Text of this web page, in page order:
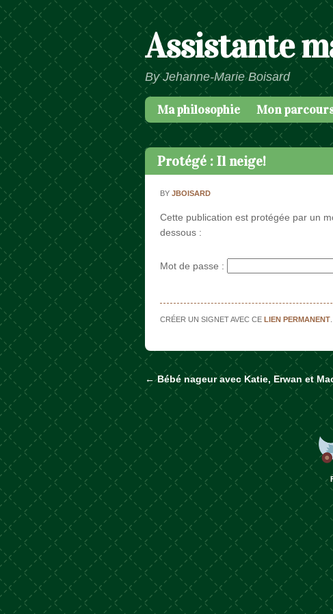
Assistante
By Jehanne-Marie Boisard
Menu
Passer au contenu
Ma philosophie Mon
Protégé : Il neige!
BYJBOISARD
Cette publication est protégée par un
dessous :
Mot de passe :
CRÉER UN SIGNET AVEC CELIEN PERMANENT
Naviguer dans les
←Bébé nageur avec Katie, Erwan et